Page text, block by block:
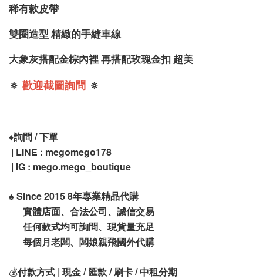
稀有款皮帶
雙圈造型 精緻的手縫車線
大象灰搭配金棕內裡 再搭配玫瑰金扣 超美
🔅 歡迎截圖詢問 🔅
♦️詢問 / 下單
| LINE : megomego178
| IG : mego.mego_boutique
♠️ Since 2015 8年專業精品代購
實體店面、合法公司、誠信交易
任何款式均可詢問、現貨量充足
每個月老闆、闆娘親飛國外代購
💰付款方式 | 現金 / 匯款 / 刷卡 / 中租分期